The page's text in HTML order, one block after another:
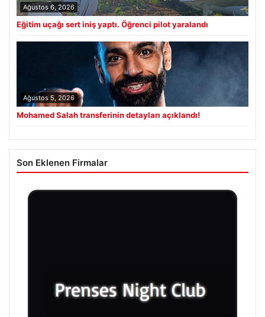
Ağustos 6, 2026
Eğitim uçağı sert iniş yaptı. Öğrenci pilot yaralandı
Ağustos 5, 2026
Mohamed Salah transferinin detayları açıklandı!
Son Eklenen Firmalar